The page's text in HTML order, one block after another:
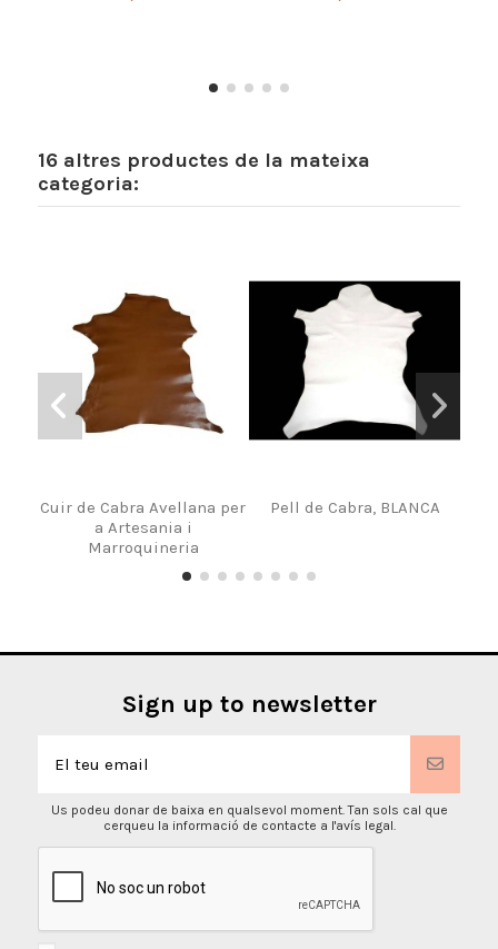
16 altres productes de la mateixa
categoria:
Cuir de Cabra Avellana per
a Artesania i
Marroquineria
Pell de Cabra, BLANCA
Sign up to newsletter
Us podeu donar de baixa en qualsevol moment. Tan sols cal que
cerqueu la informació de contacte a l'avís legal.